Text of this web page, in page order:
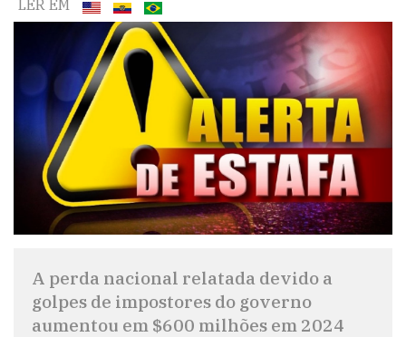
LER EM
A perda nacional relatada devido a
golpes de impostores do governo
aumentou em $600 milhões em 2024